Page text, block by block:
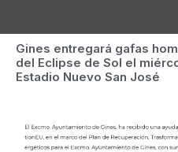
Gines entregará gafas
del Eclipse de Sol el
Estadio Nuevo San José